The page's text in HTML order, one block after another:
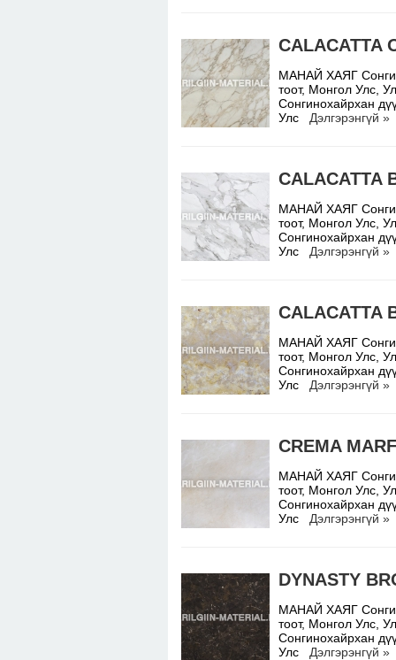
CALACATTA
МАНАЙ ХАЯГ
тоот, Монгол Улс,
Сонгинохайрхан
Улс Дэлгэрэнгүй »
CALACATTA
МАНАЙ ХАЯГ
тоот, Монгол Улс,
Сонгинохайрхан
Улс Дэлгэрэнгүй »
CALACATTA
МАНАЙ ХАЯГ
тоот, Монгол Улс,
Сонгинохайрхан
Улс Дэлгэрэнгүй »
CREMA
МАНАЙ ХАЯГ
тоот, Монгол Улс,
Сонгинохайрхан
Улс Дэлгэрэнгүй »
DYNASTY
МАНАЙ ХАЯГ
тоот, Монгол Улс,
Сонгинохайрхан
Улс Дэлгэрэнгүй »